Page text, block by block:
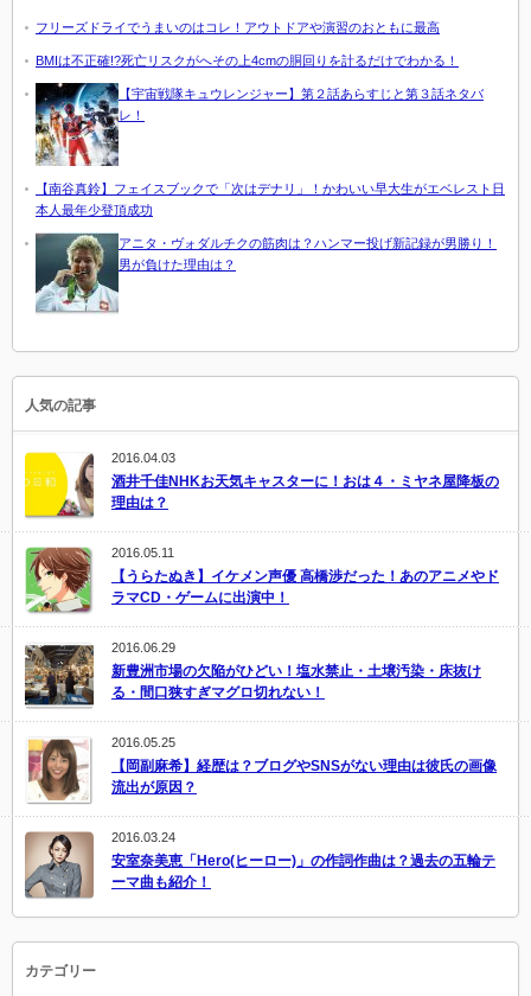
フリーズドライでうまいのはコレ！アウトドアや演習のおともに最高
BMIは不正確!?死亡リスクがへその上4cmの胴回りを計るだけでわかる！
【宇宙戦隊キュウレンジャー】第２話あらすじと第３話ネタバ
レ！
【南谷真鈴】フェイスブックで「次はデナリ」！かわいい早大生がエベレスト日
本人最年少登頂成功
アニタ・ヴォダルチクの筋肉は？ハンマー投げ新記録が男勝り！
男が負けた理由は？
人気の記事
2016.04.03
酒井千佳NHKお天気キャスターに！おは４・ミヤネ屋降板の
理由は？
2016.05.11
【うらたぬき】イケメン声優 高橋渉だった！あのアニメやド
ラマCD・ゲームに出演中！
2016.06.29
新豊洲市場の欠陥がひどい！塩水禁止・土壌汚染・床抜け
る・間口狭すぎマグロ切れない！
2016.05.25
【岡副麻希】経歴は？ブログやSNSがない理由は彼氏の画像
流出が原因？
2016.03.24
安室奈美恵「Hero(ヒーロー)」の作詞作曲は？過去の五輪テ
ーマ曲も紹介！
カテゴリー